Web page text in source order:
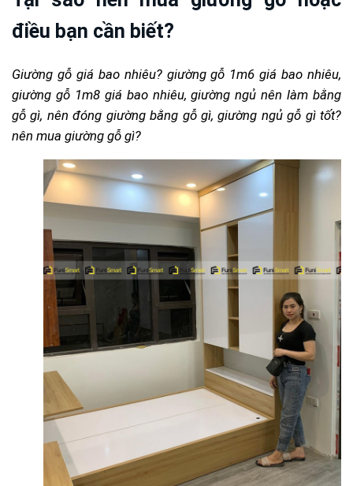
điều bạn cần biết?
Giường gỗ giá bao nhiêu? giường gỗ 1m6 giá bao nhiêu,
giường gỗ 1m8 giá bao nhiêu, giường ngủ nên làm bằng
gỗ gì, nên đóng giường bằng gỗ gì, giường ngủ gỗ gì tốt?
nên mua giường gỗ gì?